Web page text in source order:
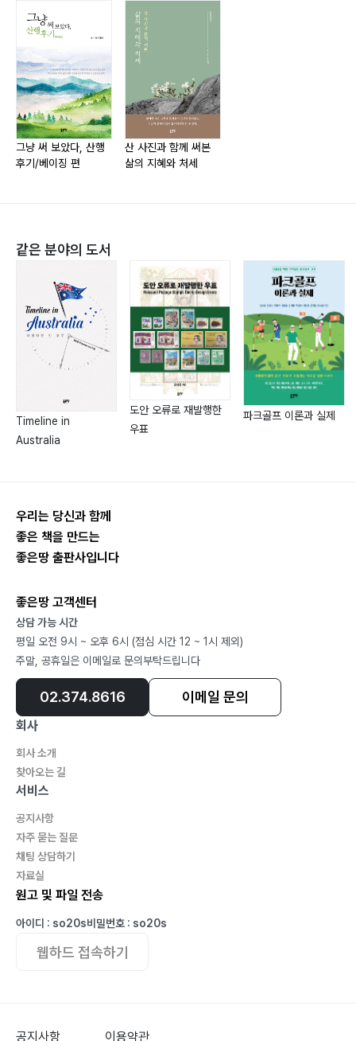
70 북경 동쪽 최고봉 / 무링산
협곡의 사계
76 가을 협곡 / 용문간
81 빙판을 걸으며 / 용경협 얼음 트래킹
85 UFO형 유리잔도 / 석림협
88 얼음 위의 서정 / 백하 겨울 트래킹
93 용의 둥지를 찾아 / 마란림장(馬蘭林場)
바위산! 그 절경에 취하다
108 개 이빨을 탐험하다 / 구아산
113 다섯 개의 성루를 향해 / 백도욕
117 서희의 담판 / 경도 제일폭
122 점입가경 / 삼황산
126 태항산의 시작과 끝 / 상방산
131 봄을 찾아 / 천수산
135 신록과 비 / 천황산
153 방산팔경 중 제일 / 홍라삼험
북경산의 사계
164 백설과 봉황 / 눈 내리는 봉황타
169 청명절에 온 첫눈 / 은산탑림
174 옥 개울의 낙엽 / 옥도산
178 꽃놀이 / 동산 이화원~식물원
183 여름날의 산림욕 / 송산 산행
186 밀운 저수지를 사수하라! / 오좌루
191 봄 속 산행 / 구도하의 모산(某山)
연꽃 바위의 서정 그리고
196 연화봉의 봄 / 연화산
200 겨울 행복 / 연화산
204 광복 70주년 산행 / 송산
209 둘레 둘레 둘레길 / 우차이첸산
211 맑은 산악회 탄생지 성지순례 산행 / 호욕
216 외딴 벽돌집의 행복 / 흑타산
221 블랙 마운틴, 붓 걸이 산 / 필가산(남석양 대협곡)
그냥 써 보았다, 산행
후기/베이징 편
산 사진과 함께 써본
삶의 지혜와 처세
같은 분야의 도서
Timeline in
Australia
도안 오류로 재발행한
우표
파크골프 이론과 실제
우리는 당신과 함께
좋은 책을 만드는
좋은땅 출판사입니다
좋은땅 고객센터
상담 가능 시간
평일 오전 9시 ~ 오후 6시 (점심 시간 12 ~ 1시 제외)
주말, 공휴일은 이메일로 문의부탁드립니다
02.374.8616 이메일 문의
회사
회사 소개
찾아오는 길
서비스
공지사항
자주 묻는 질문
채팅 상담하기
자료실
원고 및 파일 전송
아이디 : so20s비밀번호 : so20s
웹하드 접속하기
공지사항 이용약관